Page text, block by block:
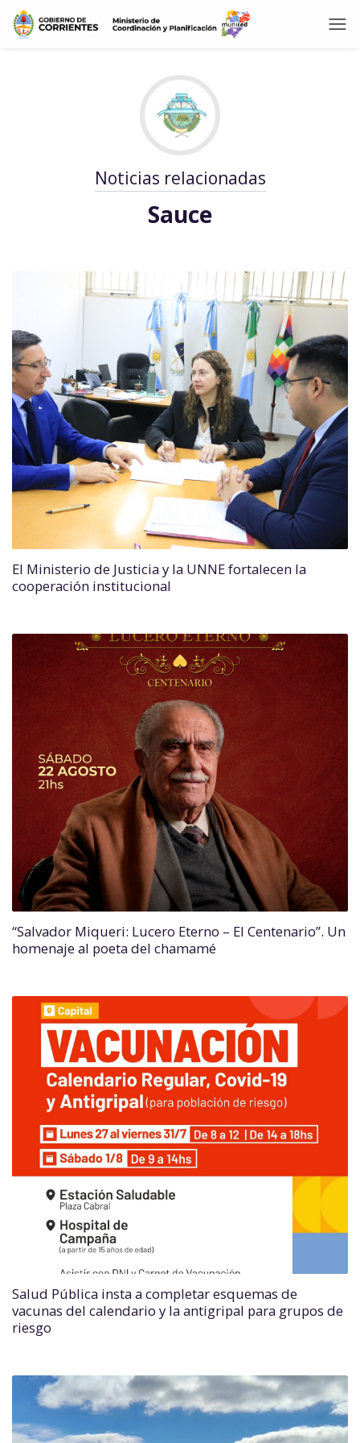
Noticias relacionadas
Sauce
El Ministerio de Justicia y la UNNE fortalecen la
cooperación institucional
“Salvador Miqueri: Lucero Eterno – El Centenario”. Un
homenaje al poeta del chamamé
Salud Pública insta a completar esquemas de
vacunas del calendario y la antigripal para grupos de
riesgo